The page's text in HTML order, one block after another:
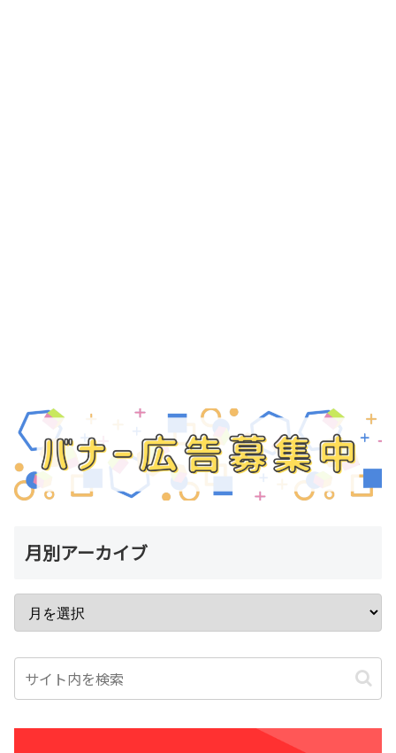
月別アーカイブ